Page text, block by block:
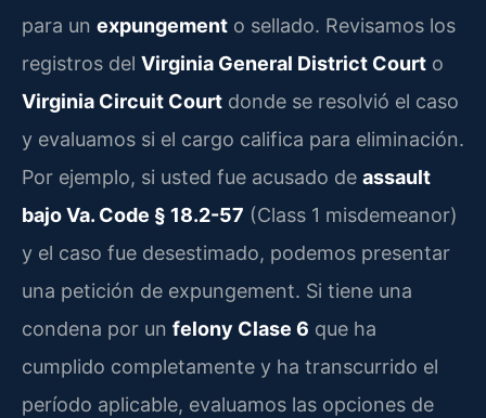
para un expungement o sellado. Revisamos los
registros del Virginia General District Court o
Virginia Circuit Court donde se resolvió el caso
y evaluamos si el cargo califica para eliminación.
Por ejemplo, si usted fue acusado de assault
bajo Va. Code § 18.2-57 (Class 1 misdemeanor)
y el caso fue desestimado, podemos presentar
una petición de expungement. Si tiene una
condena por un felony Clase 6 que ha
cumplido completamente y ha transcurrido el
período aplicable, evaluamos las opciones de